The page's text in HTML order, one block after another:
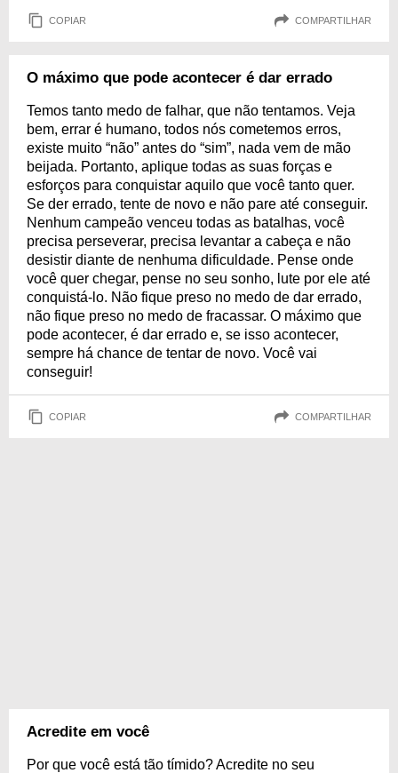
COPIAR COMPARTILHAR
O máximo que pode acontecer é dar errado
Temos tanto medo de falhar, que não tentamos. Veja
bem, errar é humano, todos nós cometemos erros,
existe muito “não” antes do “sim”, nada vem de mão
beijada. Portanto, aplique todas as suas forças e
esforços para conquistar aquilo que você tanto quer.
Se der errado, tente de novo e não pare até conseguir.
Nenhum campeão venceu todas as batalhas, você
precisa perseverar, precisa levantar a cabeça e não
desistir diante de nenhuma dificuldade. Pense onde
você quer chegar, pense no seu sonho, lute por ele até
conquistá-lo. Não fique preso no medo de dar errado,
não fique preso no medo de fracassar. O máximo que
pode acontecer, é dar errado e, se isso acontecer,
sempre há chance de tentar de novo. Você vai
conseguir!
COPIAR COMPARTILHAR
Acredite em você
Por que você está tão tímido? Acredite no seu